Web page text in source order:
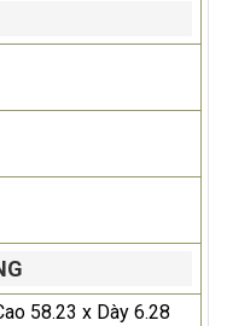
58.23 x Dày 6.28